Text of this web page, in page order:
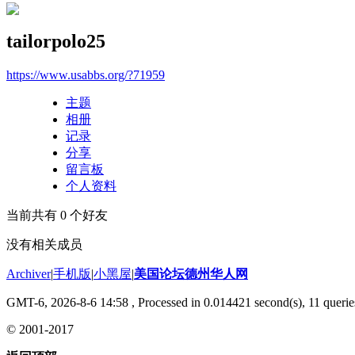
tailorpolo25
https://www.usabbs.org/?71959
主题
相册
记录
分享
留言板
个人资料
当前共有 0 个好友
没有相关成员
Archiver|手机版|小黑屋|美国论坛德州华人网
GMT-6, 2026-8-6 14:58 , Processed in 0.014421 second(s), 11
© 2001-2017